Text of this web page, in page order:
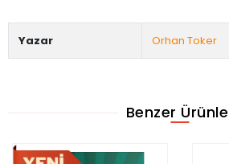
Yazar Orhan Toker
Benzer